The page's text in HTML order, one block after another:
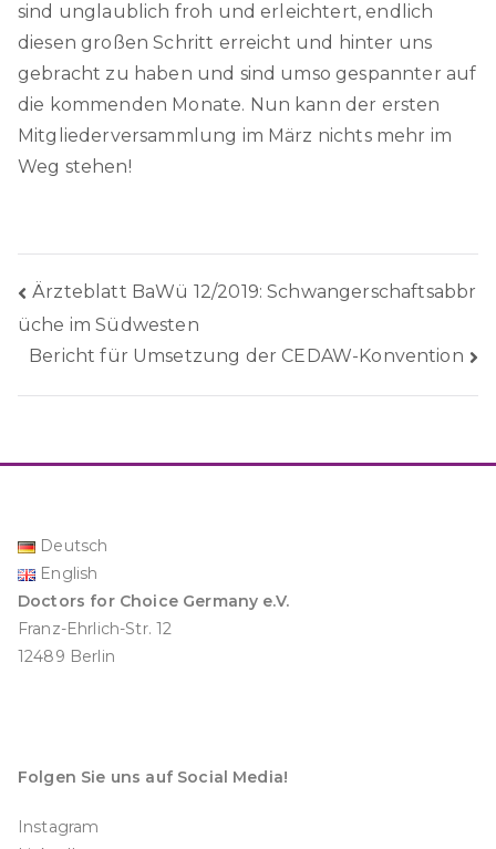
sind unglaublich froh und erleichtert, endlich
diesen großen Schritt erreicht und hinter uns
gebracht zu haben und sind umso gespannter auf
die kommenden Monate. Nun kann der ersten
Mitgliederversammlung im März nichts mehr im
Weg stehen!
Beitragsnavigation
Ärzteblatt BaWü 12/2019: Schwangerschaftsabbr
üche im Südwesten
Bericht für Umsetzung der CEDAW-Konvention
Deutsch
English
Doctors for Choice Germany e.V.
Franz-Ehrlich-Str. 12
12489 Berlin
Folgen Sie uns auf Social Media!
Instagram